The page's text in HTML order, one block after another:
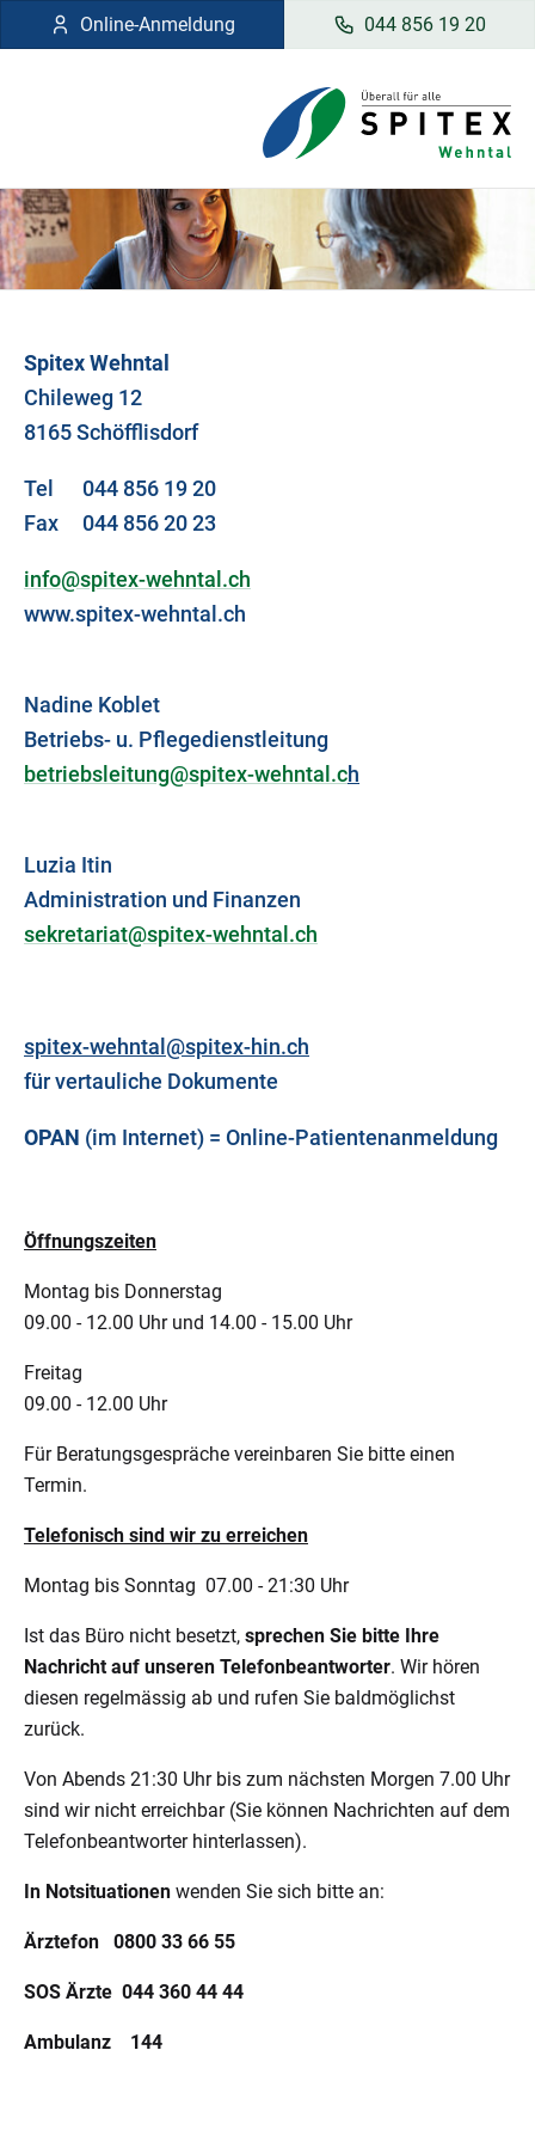
Online-Anmeldung 044 856 19 20
Spitex Wehntal
Chileweg 12
8165 Schöfflisdorf
Tel 044 856 19 20
Fax 044 856 20 23
info@spitex-wehntal.ch
www.spitex-wehntal.ch
Nadine Koblet
Betriebs- u. Pflegedienstleitung
betriebsleitung@spitex-wehntal.ch
Luzia Itin
Administration und Finanzen
sekretariat@spitex-wehntal.ch
spitex-wehntal@spitex-hin.ch
für vertauliche Dokumente
OPAN (im Internet) = Online-Patientenanmeldung
Öffnungszeiten
Montag bis Donnerstag
09.00 - 12.00 Uhr und 14.00 - 15.00 Uhr
Freitag
09.00 - 12.00 Uhr
Für Beratungsgespräche vereinbaren Sie bitte einen
Termin.
Telefonisch sind wir zu erreichen
Montag bis Sonntag 07.00 - 21:30 Uhr
Ist das Büro nicht besetzt, sprechen Sie bitte Ihre
Nachricht auf unseren Telefonbeantworter. Wir hören
diesen regelmässig ab und rufen Sie baldmöglichst
zurück.
Von Abends 21:30 Uhr bis zum nächsten Morgen 7.00 Uhr
sind wir nicht erreichbar (Sie können Nachrichten auf dem
Telefonbeantworter hinterlassen).
In Notsituationen wenden Sie sich bitte an:
Ärztefon 0800 33 66 55
SOS Ärzte 044 360 44 44
Ambulanz 144